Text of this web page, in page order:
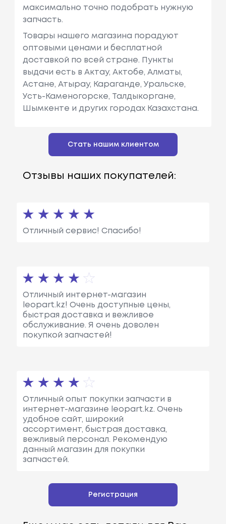
максимально точно подобрать нужную
запчасть.
Товары нашего магазина порадуют
оптовыми ценами и бесплатной
доставкой по всей стране. Пункты
выдачи есть в Актау, Актобе, Алматы,
Астане, Атырау, Караганде, Уральске,
Усть-Каменогорске, Талдыкоргане,
Шымкенте и других городах Казахстана.
Стать нашим клиентом
Отзывы наших покупателей:
Отличный сервис! Спасибо!
Отличный интернет-магазин
leopart.kz! Очень доступные цены,
быстрая доставка и вежливое
обслуживание. Я очень доволен
покупкой запчастей!
Отличный опыт покупки запчасти в
интернет-магазине leopart.kz. Очень
удобное сайт, широкий
ассортимент, быстрая доставка,
вежливый персонал. Рекомендую
данный магазин для покупки
запчастей.
Регистрация